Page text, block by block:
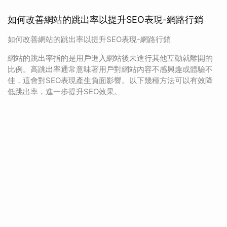
如何改善網站的跳出率以提升SEO表現-網路行銷
如何改善網站的跳出率以提升SEO表現-網路行銷
網站的跳出率指的是用戶進入網站後未進行其他互動就離開的
比例。高跳出率通常意味著用戶對網站內容不感興趣或體驗不
佳，這會對SEO表現產生負面影響。以下幾種方法可以有效降
低跳出率，進一步提升SEO效果。